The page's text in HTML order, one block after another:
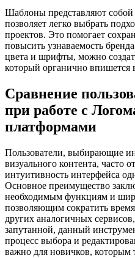
Шаблоны представляют
позволяет легко выбрать
проектов. Это помогает
повысить узнаваемость
цвета и шрифты, можно
который органично
Сравнение
при работе с
платформами
Пользователи, выбирающие
визуального контента, часто
интуитивность интерфейса
Основное преимущество
необходимым функциям и
позволяющим сократить
других аналогичных
запутанной, данный
процесс выбора и
важно для новичков, которым